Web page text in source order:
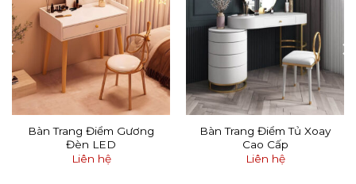
Bàn Trang Điểm Gương
Đèn LED
Liên hệ
Bàn Trang Điểm Tủ Xoay
Cao Cấp
Liên hệ